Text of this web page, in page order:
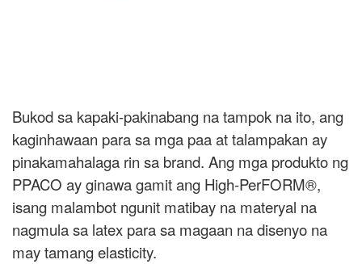
Bukod sa kapaki-pakinabang na tampok na ito, ang
kaginhawaan para sa mga paa at talampakan ay
pinakamahalaga rin sa brand. Ang mga produkto ng
PPACO ay ginawa gamit ang High-PerFORM®,
isang malambot ngunit matibay na materyal na
nagmula sa latex para sa magaan na disenyo na
may tamang elasticity.